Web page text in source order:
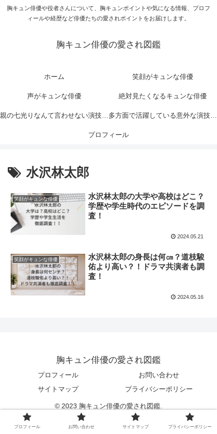
胸キュン俳優や役者さんについて、胸キュンポイントや気になる情報、プロフ
ィールや経歴など俳優たちの愛されポイントをお届けします。
胸キュン俳優の愛され図鑑
ホーム 笑顔がキュンな俳優
声がキュンな俳優 絶対見たくなるキュンな俳優
親の七光りなんて言わせない演技力多方面で活躍している意外な演技力
プロフィール
水沢林太郎
笑顔がキュンな俳優
水沢林太郎の大学や高校はどこ？
学歴や学生時代のエピソードを調
査！
2024.05.21
笑顔がキュンな俳優
水沢林太郎の身長は何㎝？道枝駿
佑より高い？！ドラマ共演者も調
査！
2024.05.16
胸キュン俳優の愛され図鑑
プロフィール
お問い合わせ
サイトマップ
プライバシーポリシー
© 2023 胸キュン俳優の愛され図鑑.
プロフィール お問い合わせ サイトマップ プライバシーポリシー